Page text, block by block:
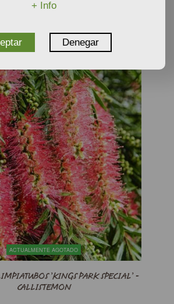
ACTUALMENTE AGOTADO
’KINGS PARK SPECIAL’ -
CALLISTEMON
+ Info
Denegar